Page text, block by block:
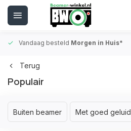
Vandaag besteld Morgen in Huis*
Terug
Populair
Buiten beamer Met goed geluid